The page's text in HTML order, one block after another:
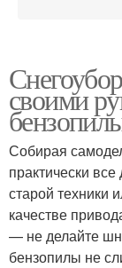
своими
Собирая
практически
старой техники
качестве
— не делайте
бензопилы не